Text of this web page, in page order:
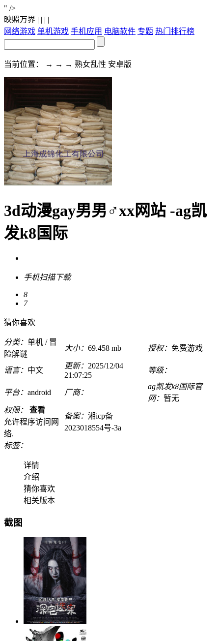
" />
映照万界 | | | |
网络游戏 单机游戏 手机应用 电脑软件 专题 热门排行榜
当前位置： → → → 熟女乱性 安卓版
3d动漫gay男男♂xx网站 -ag凯
发k8国际
手机扫描下载
8
7
猜你喜欢
分类： 单机 / 冒
险解谜
大小： 69.458 mb 授权： 免费游戏
语言： 中文
更新： 2025/12/04
21:07:25
等级：
平台： android 厂商：
ag凯发k8国际官
网： 暂无
权限：
查看
允许程序访问网
络.
备案： 湘icp备
2023018554号-3a
标签：
详情
介绍
猜你喜欢
相关版本
截图